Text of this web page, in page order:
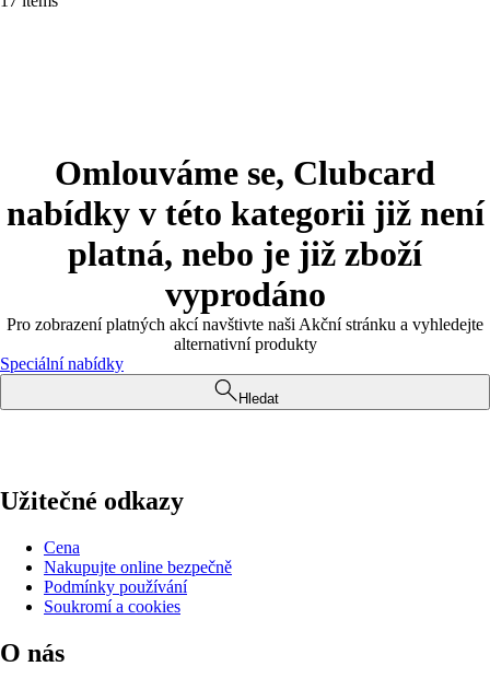
Omlouváme se, Clubcard
nabídky v této kategorii již není
platná, nebo je již zboží
vyprodáno
Pro zobrazení platných akcí navštivte naši Akční stránku a vyhledejte
alternativní produkty
Speciální nabídky
Hledat
Užitečné odkazy
Cena
Nakupujte online bezpečně
Podmínky používání
Soukromí a cookies
O nás